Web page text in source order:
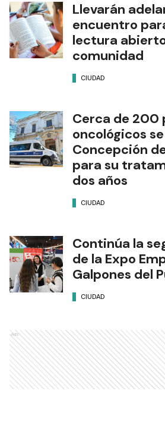
Llevarán
encuentro
lectura
comunidad
CIUDAD
Cerca de 200
oncológicos
Concepción
para su
dos años
CIUDAD
Continúa la
de la Expo
Galpones del
CIUDAD
Ads